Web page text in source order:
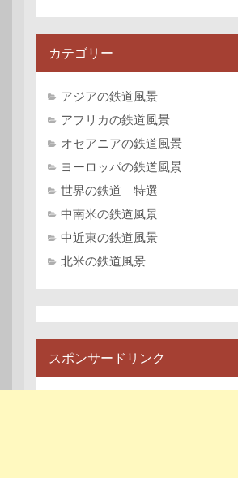
カテゴリー
アジアの鉄道風景
アフリカの鉄道風景
オセアニアの鉄道風景
ヨーロッパの鉄道風景
世界の鉄道 特選
中南米の鉄道風景
中近東の鉄道風景
北米の鉄道風景
スポンサードリンク